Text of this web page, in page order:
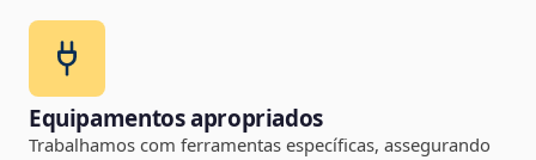
Equipamentos apropriados
Trabalhamos com ferramentas específicas, assegurando